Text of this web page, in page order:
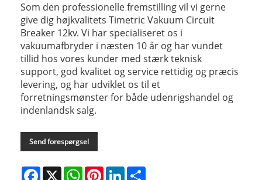
Som den professionelle fremstilling vil vi gerne
give dig højkvalitets Timetric Vakuum Circuit
Breaker 12kv. Vi har specialiseret os i
vakuumafbryder i næsten 10 år og har vundet
tillid hos vores kunder med stærk teknisk
support, god kvalitet og service rettidig og præcis
levering, og har udviklet os til et
forretningsmønster for både udenrigshandel og
indenlandsk salg.
Send forespørgsel
Facebook
X WhatsAppPinterestLinkedIn